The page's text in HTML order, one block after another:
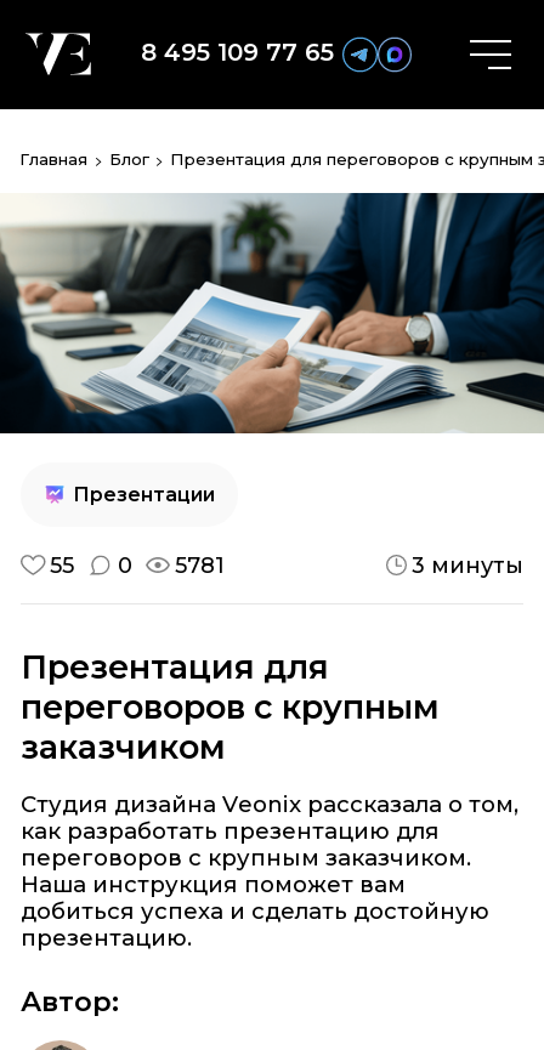
8 495 109 77 65
Главная Блог Презентация для переговоров с крупным
Презентации
3 минуты
55 0 5781
Презентация для
переговоров с крупным
заказчиком
Студия дизайна Veonix рассказала о том,
как разработать презентацию для
переговоров с крупным заказчиком.
Наша инструкция поможет вам
добиться успеха и сделать достойную
презентацию.
Автор: